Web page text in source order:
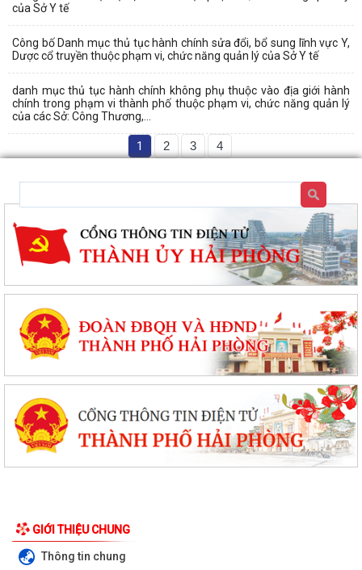
của Sở Y tế
Công bố Danh mục thủ tục hành chính sửa đổi, bổ sung lĩnh vực Y,
Dược cổ truyền thuộc phạm vi, chức năng quản lý của Sở Y tế
danh mục thủ tục hành chính không phụ thuộc vào địa giới hành
chính trong phạm vi thành phố thuộc phạm vi, chức năng quản lý
của các Sở: Công Thương,...
1 2 3 4
GIỚI THIỆU CHUNG
Thông tin chung
DANH SÁCH ĐĂNG KÝ KINH DOANH THÁNG 7/2026
Phường Ngô Quyền trao tặng sách giáo khoa, đồng phục cho 307 học